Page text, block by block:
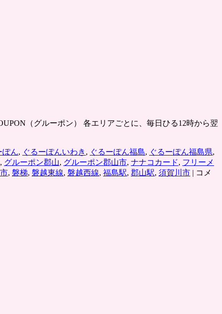
（グルーポン） 各エリアごとに、毎日ひる12時から翌
ぽん, ぐるーぽんいわき , ぐるーぽん福島, ぐるーぽん福島県,
, グルーポン郡山, グルーポン郡山市, ナナコカード, フリーメ
, 磐梯, 磐越東線, 磐越西線, 福島駅, 郡山駅, 須賀川市 | グ
コメ